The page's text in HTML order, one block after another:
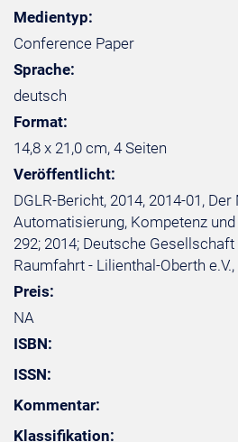
Medientyp:
Conference Paper
Sprache:
deutsch
Format:
14,8 x 21,0 cm, 4 Seiten
Veröffentlicht:
DGLR-Bericht, 2014, 2014-01,
Automatisierung, Kompetenz
292; 2014; Deutsche
Raumfahrt - Lilienthal-Oberth e.V.,
Preis:
NA
ISBN:
ISSN:
Kommentar:
Klassifikation: